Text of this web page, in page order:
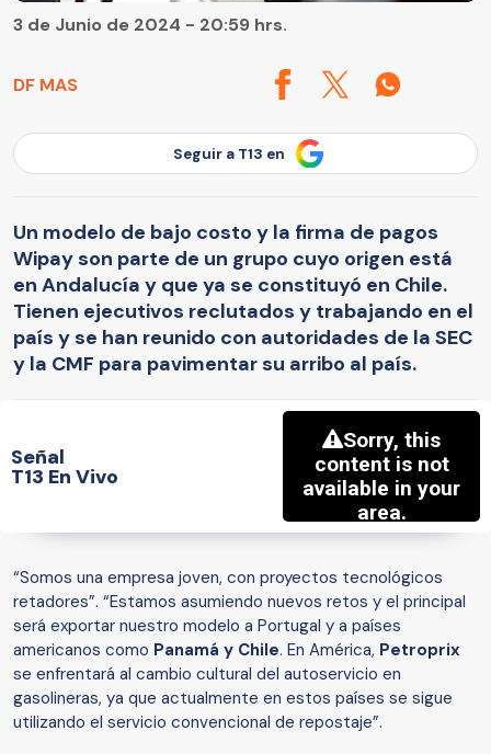
DF MAS
3 de Junio de 2024 - 20:59 hrs.
Seguir a T13 en
Un modelo de bajo costo y la firma de pagos
Wipay son parte de un grupo cuyo origen está
en Andalucía y que ya se constituyó en Chile.
Tienen ejecutivos reclutados y trabajando en el
país y se han reunido con autoridades de la SEC
y la CMF para pavimentar su arribo al país.
Señal
T13 En Vivo
“Somos una empresa joven, con proyectos tecnológicos
retadores”. “Estamos asumiendo nuevos retos y el principal
será exportar nuestro modelo a Portugal y a países
americanos como Panamá y Chile. En América, Petroprix
se enfrentará al cambio cultural del autoservicio en
gasolineras, ya que actualmente en estos países se sigue
utilizando el servicio convencional de repostaje”.